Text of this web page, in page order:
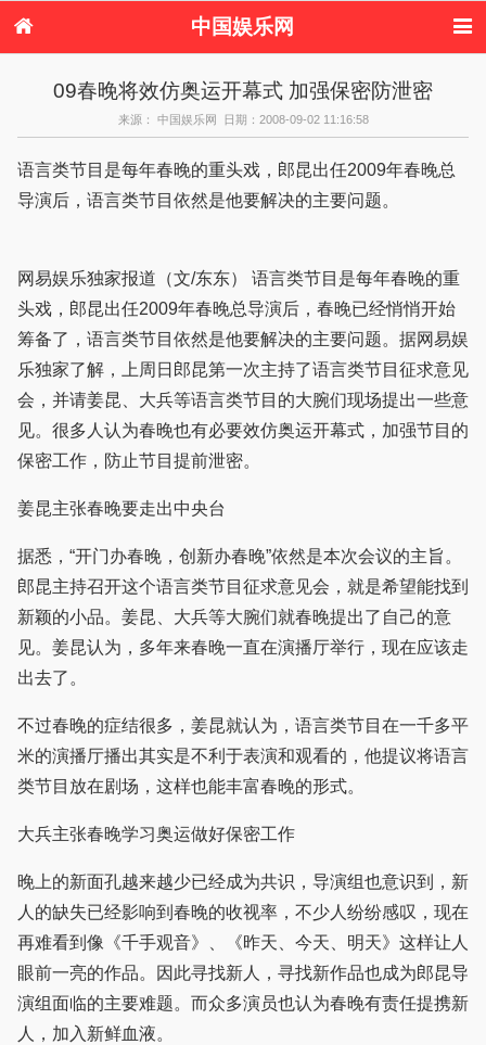
中国娱乐网
港台娱乐
日本娱乐 韩国娱乐
欧美娱乐
音乐新闻 影视新闻
内地明星八卦
港台明星八卦
日本韩国明星
八卦
欧美明星八卦
09春晚将效仿奥运开幕式 加强保密防泄密
来源： 中国娱乐网 日期：2008-09-02 11:16:58
语言类节目是每年春晚的重头戏，郎昆出任2009年春晚总
导演后，语言类节目依然是他要解决的主要问题。
网易娱乐独家报道（文/东东） 语言类节目是每年春晚的重
头戏，郎昆出任2009年春晚总导演后，春晚已经悄悄开始
筹备了，语言类节目依然是他要解决的主要问题。据网易娱
乐独家了解，上周日郎昆第一次主持了语言类节目征求意见
会，并请姜昆、大兵等语言类节目的大腕们现场提出一些意
见。很多人认为春晚也有必要效仿奥运开幕式，加强节目的
保密工作，防止节目提前泄密。
姜昆主张春晚要走出中央台
据悉，“开门办春晚，创新办春晚”依然是本次会议的主旨。
郎昆主持召开这个语言类节目征求意见会，就是希望能找到
新颖的小品。姜昆、大兵等大腕们就春晚提出了自己的意
见。姜昆认为，多年来春晚一直在演播厅举行，现在应该走
出去了。
不过春晚的症结很多，姜昆就认为，语言类节目在一千多平
米的演播厅播出其实是不利于表演和观看的，他提议将语言
类节目放在剧场，这样也能丰富春晚的形式。
大兵主张春晚学习奥运做好保密工作
晚上的新面孔越来越少已经成为共识，导演组也意识到，新
人的缺失已经影响到春晚的收视率，不少人纷纷感叹，现在
再难看到像《千手观音》、《昨天、今天、明天》这样让人
眼前一亮的作品。因此寻找新人，寻找新作品也成为郎昆导
演组面临的主要难题。而众多演员也认为春晚有责任提携新
人，加入新鲜血液。